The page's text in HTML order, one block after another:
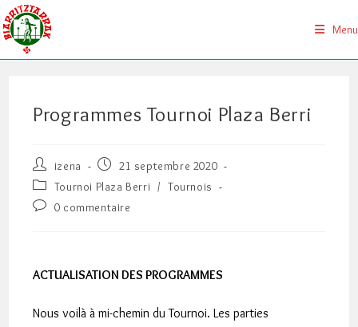
Skip
to
content
Menu
Programmes Tournoi Plaza Berri
Auteur/autrice
de
la
publication :
izena
Publication
publiée :
21 septembre 2020
Post
category:
Tournoi Plaza Berri / Tournois
Commentaires
0 commentaire
ACTUALISATION DES PROGRAMMES
Nous voilà à mi-chemin du Tournoi. Les parties